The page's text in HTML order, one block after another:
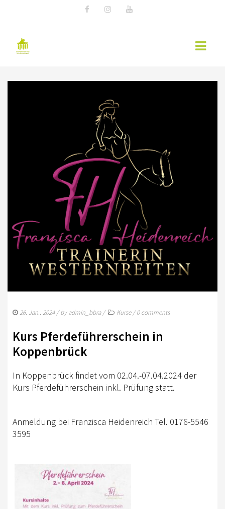
KURSÜBERSICHT 2026 – EWU BERLIN-
BRANDENBURG
WESTERNREITER ONLINE
WESTERNREITEN
TURNIERSPORT
KADER
JUGENDKADER
JUNGPFERDEPROGRAMM
GERMAN OPEN
TURNIERFACHLEUTE
FREIZEIT
LEHRVIDEOS
VORSTAND B/BB
26. Jan.. 2024/ byadmin_bbra/ Kurse/0 comments
Kurs Pferdeführerschein in
Koppenbrück
In Koppenbrück findet vom 02.04.-07.04.2024 der
Kurs Pferdeführerschein inkl. Prüfung statt.
Anmeldung bei Franzisca Heidenreich Tel. 0176-5546
3595